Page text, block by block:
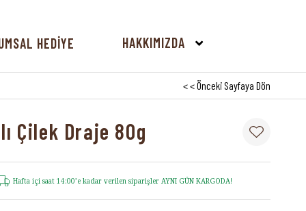
HEDİYE HAKKIMIZDA
< < Önceki Sayfaya Dön
Çilek Draje 80g
Hafta içi saat 14:00’e kadar verilen siparişler AYNI GÜN KARGODA!